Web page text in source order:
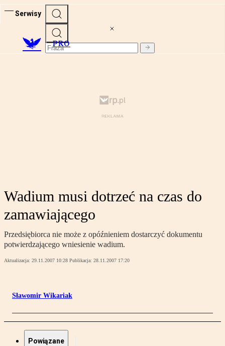
Serwisy
PRO
Wadium musi dotrzeć na czas do
zamawiającego
Przedsiębiorca nie może z opóźnieniem dostarczyć dokumentu
potwierdzającego wniesienie wadium.
Aktualizacja: 29.11.2007 10:28 Publikacja: 28.11.2007 17:20
Sławomir Wikariak
Powiązane